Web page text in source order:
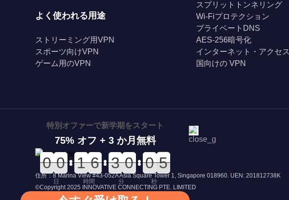
よく使われる用途
ストリーミング用VPN
スポーツ向けVPN
ゲーム用のVPN
スプリットトンネリング
Wi-Fiプロテクション
プライベートDNS
AES-256暗号化
インターネット・アクセス
国向けの VPN
住所：8 Marina View #43-052A Asia Square Tower 1, Singapore 018960. UEN: 201812738K
©Copyright 2025 INNOVATIVE CONNECTING PTE. LIMITED
特別オファーで新学期をスタート
75% オフ + 3 か月無料
0
0
0
0 0
0
0
0 0
0
1
1 0
0
6
6 0
0
3
3 0
0
0
0 1
1
0
0 5
5
4
日 時間 分 秒